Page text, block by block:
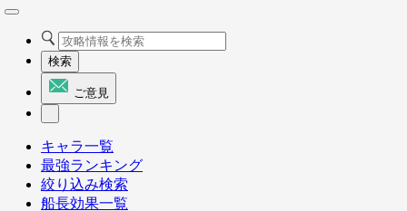
検索
ご意見
キャラ一覧
最強ランキング
絞り込み検索
船長効果一覧